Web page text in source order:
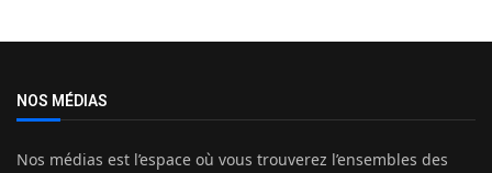
NOS MÉDIAS
Nos médias est l’espace où vous trouverez l’ensembles des